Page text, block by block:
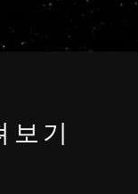
보기